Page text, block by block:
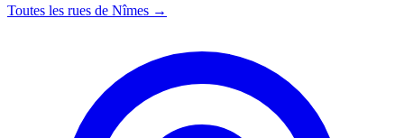
Toutes les rues de Nîmes →